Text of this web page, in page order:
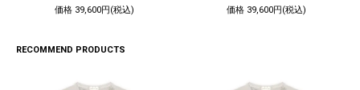
価格 39,600円(税込)
価格 39,600円(税込)
RECOMMEND PRODUCTS